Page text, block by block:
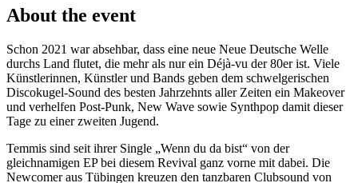
About the event
Schon 2021 war absehbar, dass eine neue Neue Deutsche Welle
durchs Land flutet, die mehr als nur ein Déjà-vu der 80er ist. Viele
Künstlerinnen, Künstler und Bands geben dem schwelgerischen
Discokugel-Sound des besten Jahrzehnts aller Zeiten ein Makeover
und verhelfen Post-Punk, New Wave sowie Synthpop damit dieser
Tage zu einer zweiten Jugend.
Temmis sind seit ihrer Single „Wenn du da bist“ von der
gleichnamigen EP bei diesem Revival ganz vorne mit dabei. Die
Newcomer aus Tübingen kreuzen den tanzbaren Clubsound von